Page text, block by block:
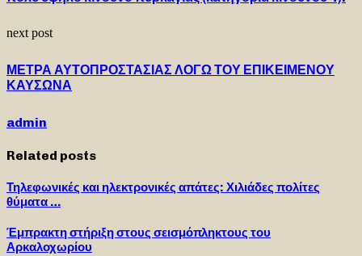
next post
ΜΕΤΡΑ ΑΥΤΟΠΡΟΣΤΑΣΙΑΣ ΛΟΓΩ ΤΟΥ ΕΠΙΚΕΙΜΕΝΟΥ
ΚΑΥΣΩΝΑ
admin
Related posts
Τηλεφωνικές και ηλεκτρονικές απάτες: Χιλιάδες πολίτες
θύματα …
Έμπρακτη στήριξη στους σεισμόπληκτους του
Αρκαλοχωρίου